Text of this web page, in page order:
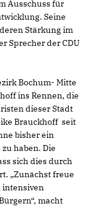
Ausschuss für
Seine
Stärkung im
Sprecher der CDU
Bochum- Mitte
ins Rennen, die
dieser Stadt
Brauckhoff seit
bisher ein
haben. Die
sich dies durch
„Zunächst freue
intensiven
macht